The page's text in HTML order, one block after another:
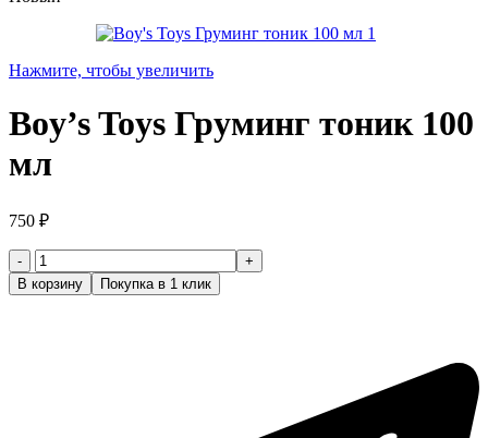
Нажмите, чтобы увеличить
Boy’s Toys Груминг тоник 100
мл
750 ₽
Количество
товара
Boy's
В корзину Покупка в 1 клик